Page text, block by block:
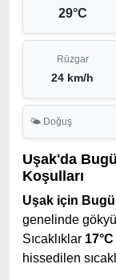
29°C
Rüzgar
24 km/h
🌤 Doğuş
Uşak'da
Koşulları
Uşak için
genelinde
Sıcaklıklar
hissedilen